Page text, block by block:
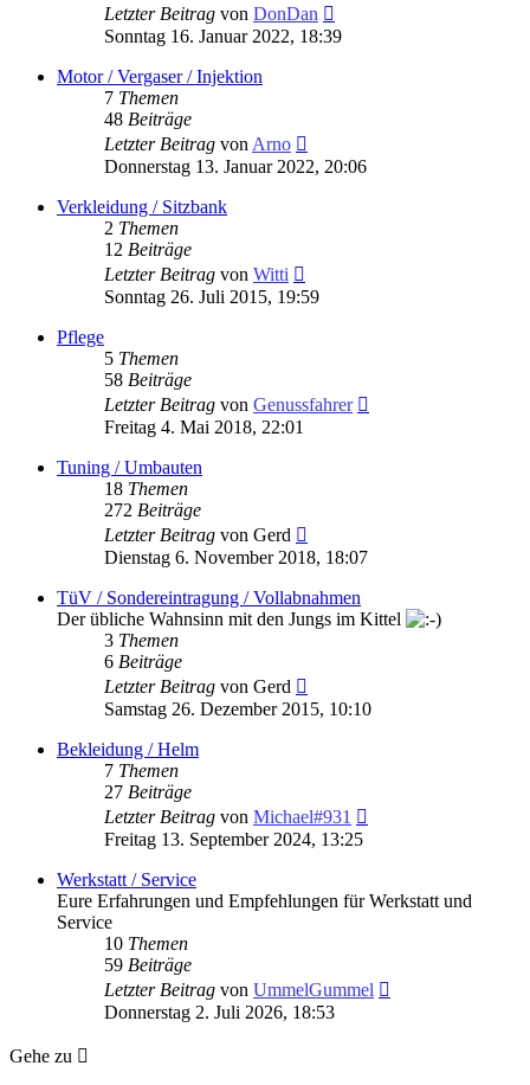
Letzter Beitrag von DonDan
Beitrag
Sonntag 16. Januar 2022, 18:39
Motor / Vergaser / Injektion
7 Themen
48 Beiträge
Letzter Beitrag von Arno
Beitrag
Donnerstag 13. Januar 2022, 20:06
Verkleidung / Sitzbank
2 Themen
12 Beiträge
Letzter Beitrag von Witti
Beitrag
Sonntag 26. Juli 2015, 19:59
Pflege
5 Themen
58 Beiträge
Letzter Beitrag von Genussfahrer
Freitag 4. Mai 2018, 22:01
Tuning / Umbauten
18 Themen
272 Beiträge
Letzter Beitrag von Gerd
Beitrag
Dienstag 6. November 2018, 18:07
TüV / Sondereintragung / Vollabnahmen
Der übliche Wahnsinn mit den Jungs im Kittel
3 Themen
6 Beiträge
Letzter Beitrag von Gerd
Beitrag
Samstag 26. Dezember 2015, 10:10
Bekleidung / Helm
7 Themen
27 Beiträge
Letzter Beitrag von Michael#931
Freitag 13. September 2024, 13:25
Werkstatt / Service
Eure Erfahrungen und Empfehlungen für Werkstatt und
Service
10 Themen
59 Beiträge
Letzter Beitrag von UmmelGummel
Donnerstag 2. Juli 2026, 18:53
Gehe zu